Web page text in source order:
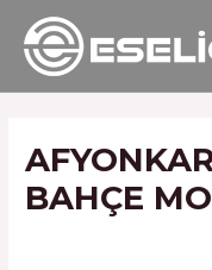
İçeriğe
atla
BAHÇE
Yazı
gezinmesi